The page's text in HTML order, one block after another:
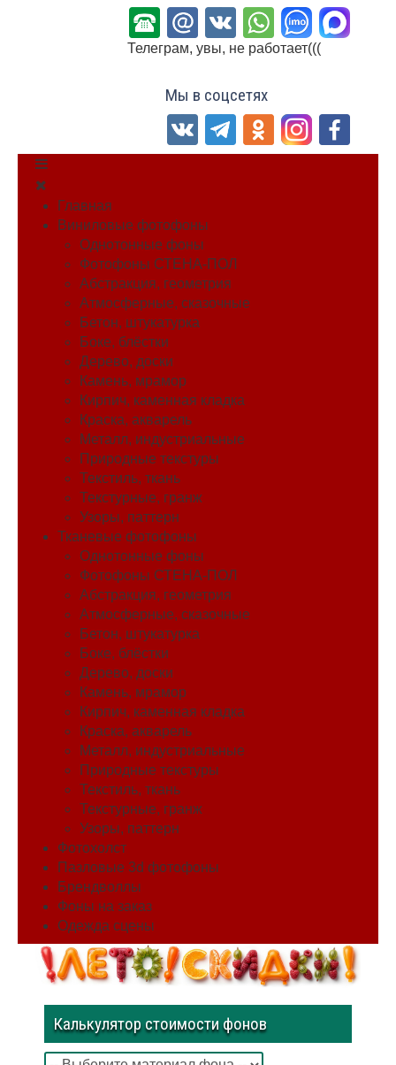
Телеграм, увы, не работает(((
Мы в соцсетях
Главная
Виниловые фотофоны
Однотонные фоны
Фотофоны СТЕНА-ПОЛ
Абстракция, геометрия
Атмосферные, сказочные
Бетон, штукатурка
Боке, блёстки
Дерево, доски
Камень, мрамор
Кирпич, каменная кладка
Краска, акварель
Металл, индустриальные
Природные текстуры
Текстиль, ткань
Текстурные, гранж
Узоры, паттерн
Тканевые фотофоны
Однотонные фоны
Фотофоны СТЕНА-ПОЛ
Абстракция, геометрия
Атмосферные, сказочные
Бетон, штукатурка
Боке, блёстки
Дерево, доски
Камень, мрамор
Кирпич, каменная кладка
Краска, акварель
Металл, индустриальные
Природные текстуры
Текстиль, ткань
Текстурные, гранж
Узоры, паттерн
Фотохолст
Пазловые 3d фотофоны
Брендволлы
Фоны на заказ
Одежда сцены
Калькулятор стоимости фонов